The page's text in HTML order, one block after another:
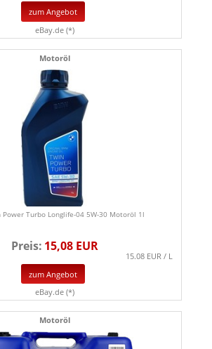
zum Angebot
eBay.de (*)
Motoröl
Power Turbo Longlife-04 5W-30 Motoröl 1l
Preis: 15,08 EUR
15.08 EUR / L
zum Angebot
eBay.de (*)
Motoröl